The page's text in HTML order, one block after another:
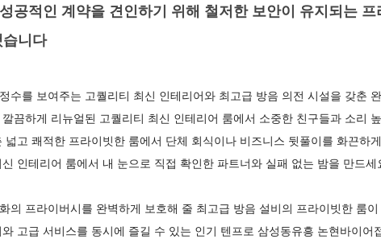
공적인 계약을 견인하기 위해 철저한 보안이 유지되는
니다
수를 보여주는 고퀄리티 최신 인테리어와 최고급 방음 의전 시설을 갖춘
끔하게 리뉴얼된 고퀄리티 최신 인테리어 룸에서 소중한 친구들과 소리
고 쾌적한 프라이빗한 룸에서 단체 회식이나 비즈니스 뒷풀이를 화끈하
인테리어 룸에서 내 눈으로 직접 확인한 파트너와 실패 없는 밤을 만드세
의 프라이버시를 완벽하게 보호해 줄 최고급 방음 설비의 프라이빗한 룸
고급 서비스를 동시에 즐길 수 있는 인기 텐프로 삼성동유흥 논현바이어